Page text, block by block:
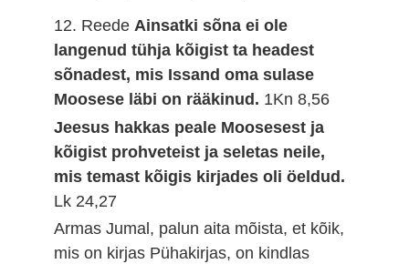
12. ReedeAinsatki sõna ei ole
langenud tühja kõigist ta headest
sõnadest, mis Issand oma sulase
Moosese läbi on rääkinud. 1Kn 8,56
Jeesus hakkas peale Moosesest ja
kõigist prohveteist ja seletas neile,
mis temast kõigis kirjades oli öeldud.
Lk 24,27
Armas Jumal, palun aita mõista, et kõik,
mis on kirjas Pühakirjas, on kindlas